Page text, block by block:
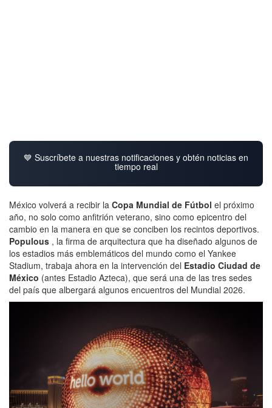
💙 Suscríbete a nuestras notificaciones y obtén noticias en
tiempo real
México volverá a recibir la Copa Mundial de Fútbol el próximo
año, no solo como anfitrión veterano, sino como epicentro del
cambio en la manera en que se conciben los recintos deportivos.
Populous , la firma de arquitectura que ha diseñado algunos de
los estadios más emblemáticos del mundo como el Yankee
Stadium, trabaja ahora en la intervención del Estadio Ciudad de
México (antes Estadio Azteca), que será una de las tres sedes
del país que albergará algunos encuentros del Mundial 2026.